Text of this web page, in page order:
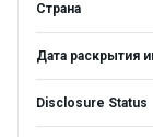
Страна
Дата раскрытия
Disclosure Status